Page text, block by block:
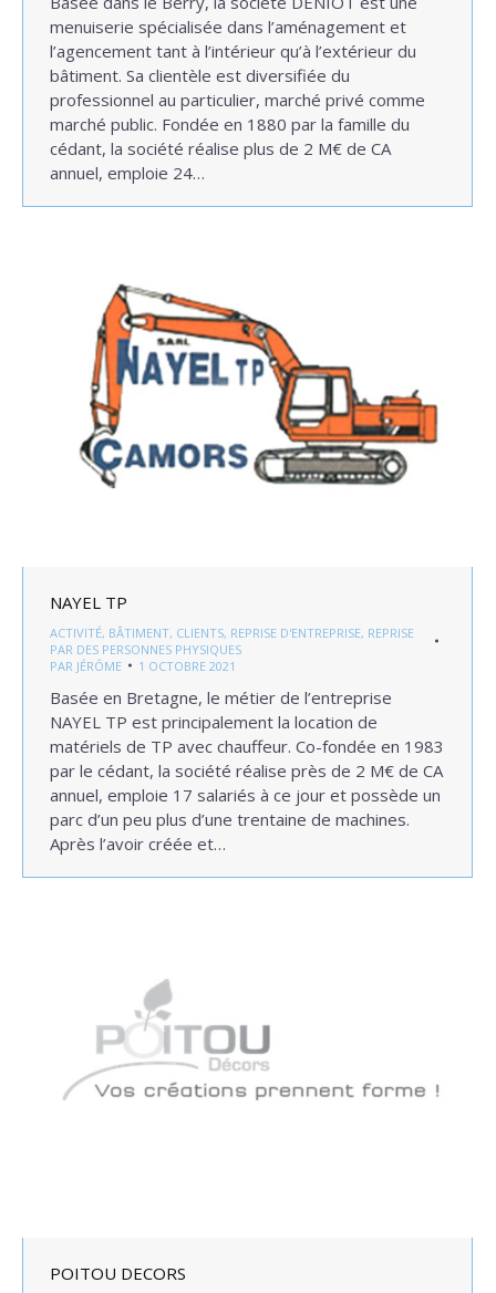
menuiserie spécialisée dans l’aménagement et
l’agencement tant à l’intérieur qu’à l’extérieur du
bâtiment. Sa clientèle est diversifiée du
professionnel au particulier, marché privé comme
marché public. Fondée en 1880 par la famille du
cédant, la société réalise plus de 2 M€ de CA
annuel, emploie 24…
NAYEL TP
ACTIVITÉ, BÂTIMENT, CLIENTS, REPRISE D'ENTREPRISE, REPRISE
PAR DES PERSONNES PHYSIQUES
PAR JÉRÔME 1 OCTOBRE 2021
Basée en Bretagne, le métier de l’entreprise
NAYEL TP est principalement la location de
matériels de TP avec chauffeur. Co-fondée en 1983
par le cédant, la société réalise près de 2 M€ de CA
annuel, emploie 17 salariés à ce jour et possède un
parc d’un peu plus d’une trentaine de machines.
Après l’avoir créée et…
POITOU DECORS